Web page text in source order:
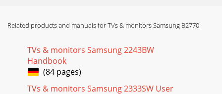
使用本产品3-5 此菜单在 <灵巧模式> 设置为 <动态对比度> 或 <
前提下更清晰自然地显示图片色彩。•<关> -
Page 19 - 3-3 安装设备驱动程序
3-5使用本产品 大小和位置菜单 说明水平位置 水平移动显示区
Related products and manuals for TVs & monitors Samsung B2770
TVs & monitors Samsung 2243BW
Handbook
(84 pages)
TVs & monitors Samsung 2333SW User